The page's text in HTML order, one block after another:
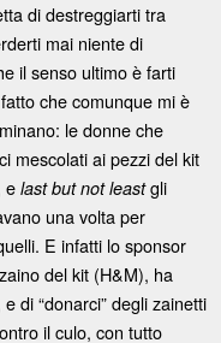
di destreggiarti tra
mai niente di
il senso ultimo è farti
che comunque mi è
le donne che
mescolati ai pezzi del kit
e last but not leastgli
una volta per
E infatti lo sponsor
del kit (H&M), ha
di “donarci” degli zainetti
il culo, con tutto